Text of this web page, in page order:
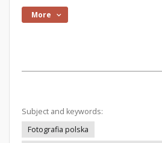
More
Subject and keywords:
Fotografia polska